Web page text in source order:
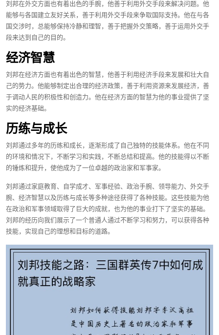
刘邦在外交方面也有着出色的手腕，他善于利用外交手段来解决问题。他
能够与各国建立友好关系，善于利用外交手段来争取国际支持。他在与各
国交涉时，总能够保持冷静和理智，善于把握外交策略，善于运用外交手
段来达到自己的目的。
经济智慧
刘邦在经济方面也有着出色的智慧，他善于利用经济手段来发展和壮大自
己的势力。他能够制定出合理的经济政策，善于利用资源来发展经济，善
于调动人民的积极性和创造力。他在经济方面的智慧为他的事业提供了坚
实的经济基础。
历练与成长
刘邦通过多年的历练和成长，逐渐形成了自己独特的技能体系。他在不同
的环境和情况下，不断学习和实践，不断总结和提高。他的技能得以不断
的锤炼和提升，使他成为了一位卓越的政治家和军事家。
刘邦通过家庭教育、自学成才、军事经验、政治手腕、领导能力、外交手
腕、经济智慧以及历练与成长等多种途径获得了各种技能。这些技能为他
在政治和军事领域取得了巨大的成就，也为他的事业打下了坚实的基础。
刘邦的经历向我们展示了一个普通人通过不断学习和努力，可以获得各种
技能，实现自己的理想和目标的道路。